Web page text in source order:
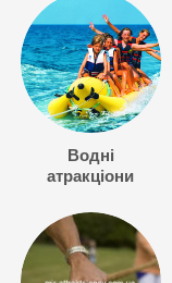
Водні
атракціони